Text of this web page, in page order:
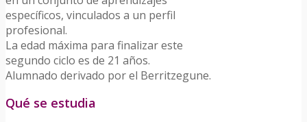
específicos, vinculados a un perfil
profesional.
La edad máxima para finalizar este
segundo ciclo es de 21 años.
Alumnado derivado por el Berritzegune.
Qué se estudia